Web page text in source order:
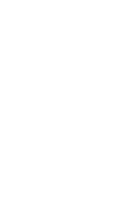
mint
azt.
az